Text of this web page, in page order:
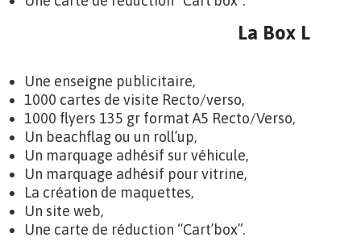
La Box L
Une enseigne publicitaire,
1000 cartes de visite Recto/verso,
1000 flyers 135 gr format A5 Recto/Verso,
Un beachflag ou un roll’up,
Un marquage adhésif sur véhicule,
Un marquage adhésif pour vitrine,
La création de maquettes,
Un site web,
Une carte de réduction “Cart’box”.